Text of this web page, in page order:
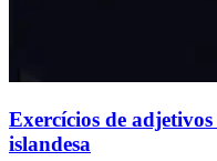
Exercícios de
islandesa